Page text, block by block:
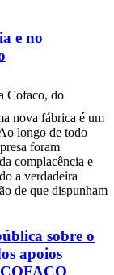
e no
Cofaco, do
nova fábrica é um
longo de todo
foram
complacência e
a verdadeira
de que dispunham
sobre o
apoios